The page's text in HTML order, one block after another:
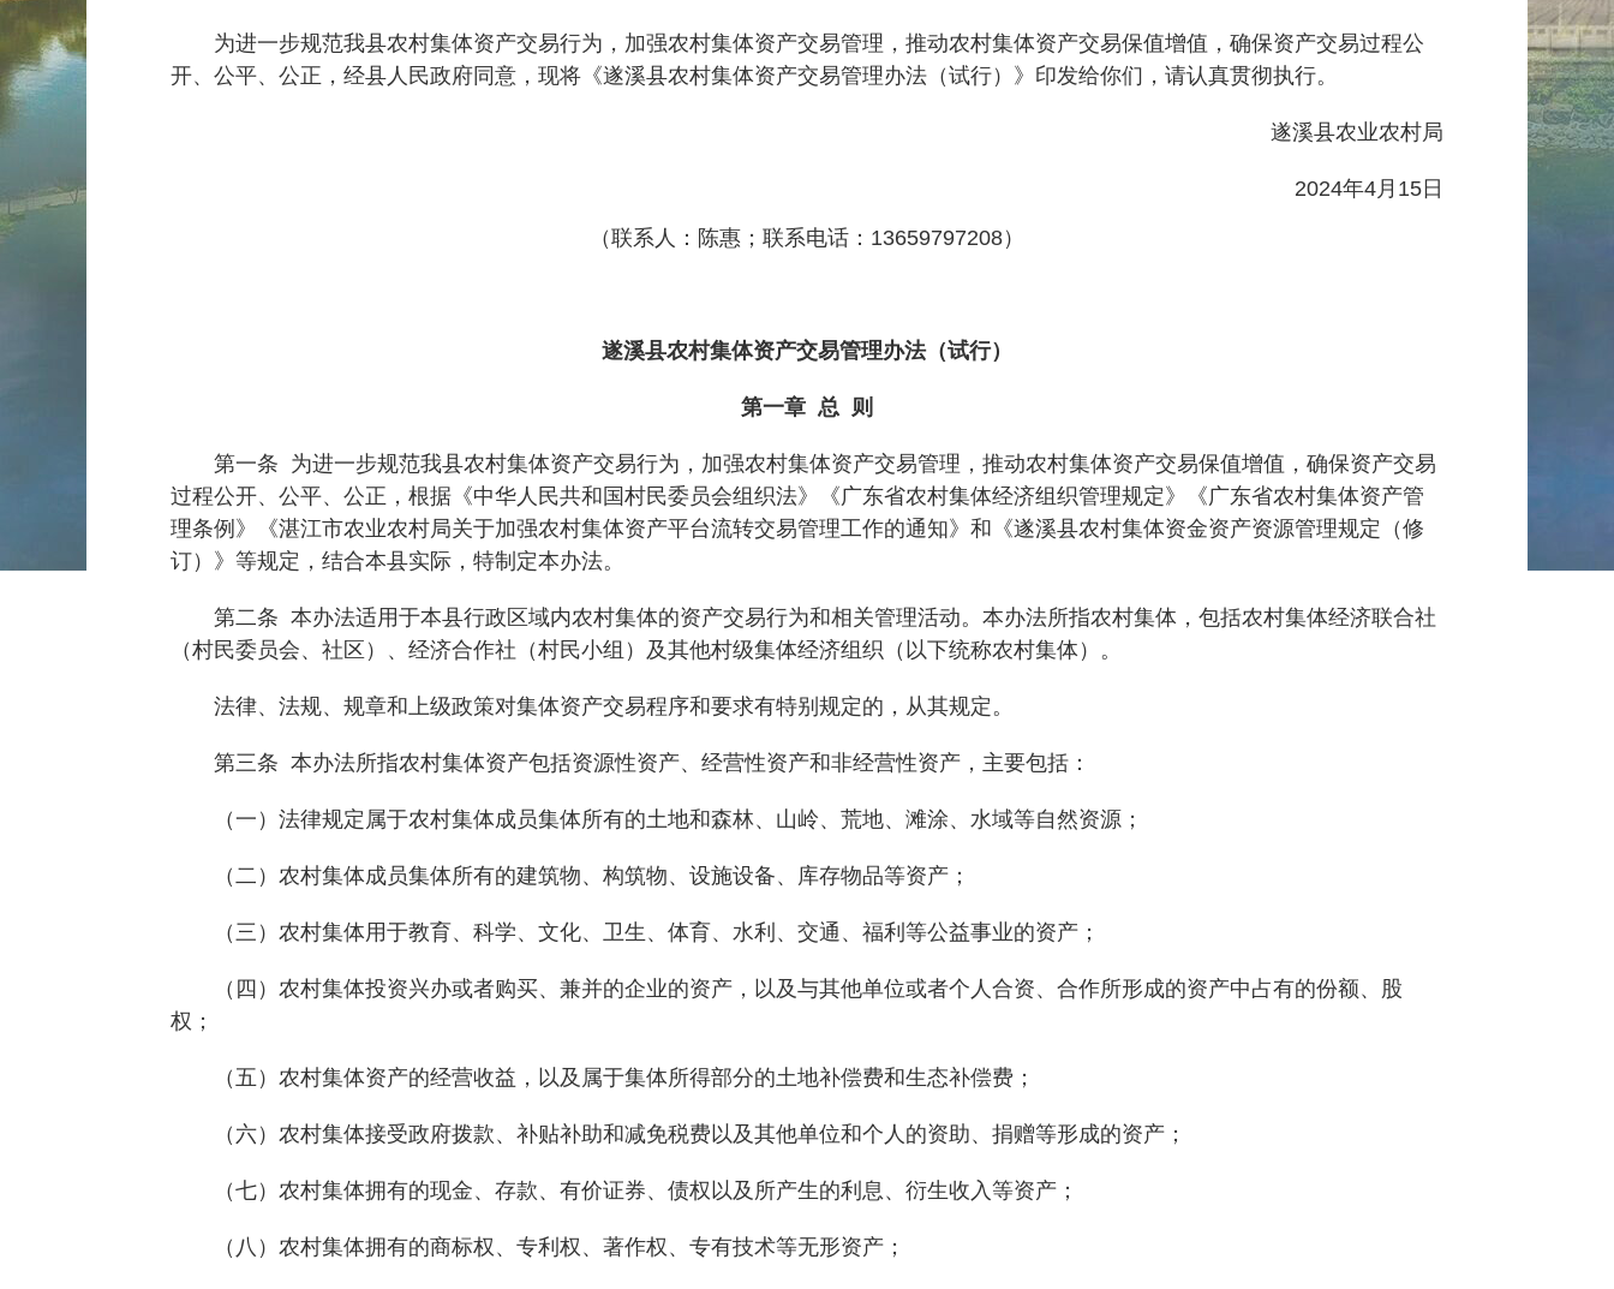
为进一步规范我县农村集体资产交易行为，加强农村集体资产交易管理，推动农村集体资产交易保值增值，确保资产交易过程公
开、公平、公正，经县人民政府同意，现将《遂溪县农村集体资产交易管理办法（试行）》印发给你们，请认真贯彻执行。
遂溪县农业农村局
2024年4月15日
（联系人：陈惠；联系电话：13659797208）
遂溪县农村集体资产交易管理办法（试行）
第一章 总 则
第一条 为进一步规范我县农村集体资产交易行为，加强农村集体资产交易管理，推动农村集体资产交易保值增值，确保资产交易
过程公开、公平、公正，根据《中华人民共和国村民委员会组织法》《广东省农村集体经济组织管理规定》《广东省农村集体资产管
理条例》《湛江市农业农村局关于加强农村集体资产平台流转交易管理工作的通知》和《遂溪县农村集体资金资产资源管理规定（修
订）》等规定，结合本县实际，特制定本办法。
第二条 本办法适用于本县行政区域内农村集体的资产交易行为和相关管理活动。本办法所指农村集体，包括农村集体经济联合社
（村民委员会、社区）、经济合作社（村民小组）及其他村级集体经济组织（以下统称农村集体）。
法律、法规、规章和上级政策对集体资产交易程序和要求有特别规定的，从其规定。
第三条 本办法所指农村集体资产包括资源性资产、经营性资产和非经营性资产，主要包括：
（一）法律规定属于农村集体成员集体所有的土地和森林、山岭、荒地、滩涂、水域等自然资源；
（二）农村集体成员集体所有的建筑物、构筑物、设施设备、库存物品等资产；
（三）农村集体用于教育、科学、文化、卫生、体育、水利、交通、福利等公益事业的资产；
（四）农村集体投资兴办或者购买、兼并的企业的资产，以及与其他单位或者个人合资、合作所形成的资产中占有的份额、股
权；
（五）农村集体资产的经营收益，以及属于集体所得部分的土地补偿费和生态补偿费；
（六）农村集体接受政府拨款、补贴补助和减免税费以及其他单位和个人的资助、捐赠等形成的资产；
（七）农村集体拥有的现金、存款、有价证券、债权以及所产生的利息、衍生收入等资产；
（八）农村集体拥有的商标权、专利权、著作权、专有技术等无形资产；